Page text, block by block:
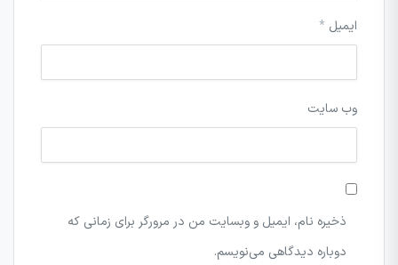
ایمیل *
وب‌ سایت
ذخیره نام، ایمیل و وبسایت من در مرورگر برای زمانی که
دوباره دیدگاهی می‌نویسم.